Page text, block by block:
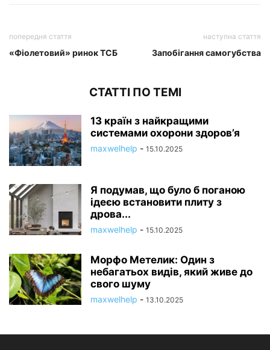
попередня стаття
«Фіолетовий» ринок ТСБ
наступна стаття
Запобігання самогубства
СТАТТІ ПО ТЕМІ
13 країн з найкращими
системами охорони здоров’я
maxwelhelp - 15.10.2025
Я подумав, що було б поганою
ідеєю встановити плиту з
дрова...
maxwelhelp - 15.10.2025
Морфо Метелик: Один з
небагатьох видів, який живе до
свого шуму
maxwelhelp - 13.10.2025